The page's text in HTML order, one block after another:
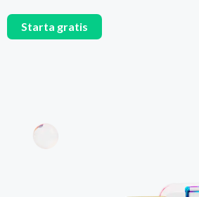
Starta gratis